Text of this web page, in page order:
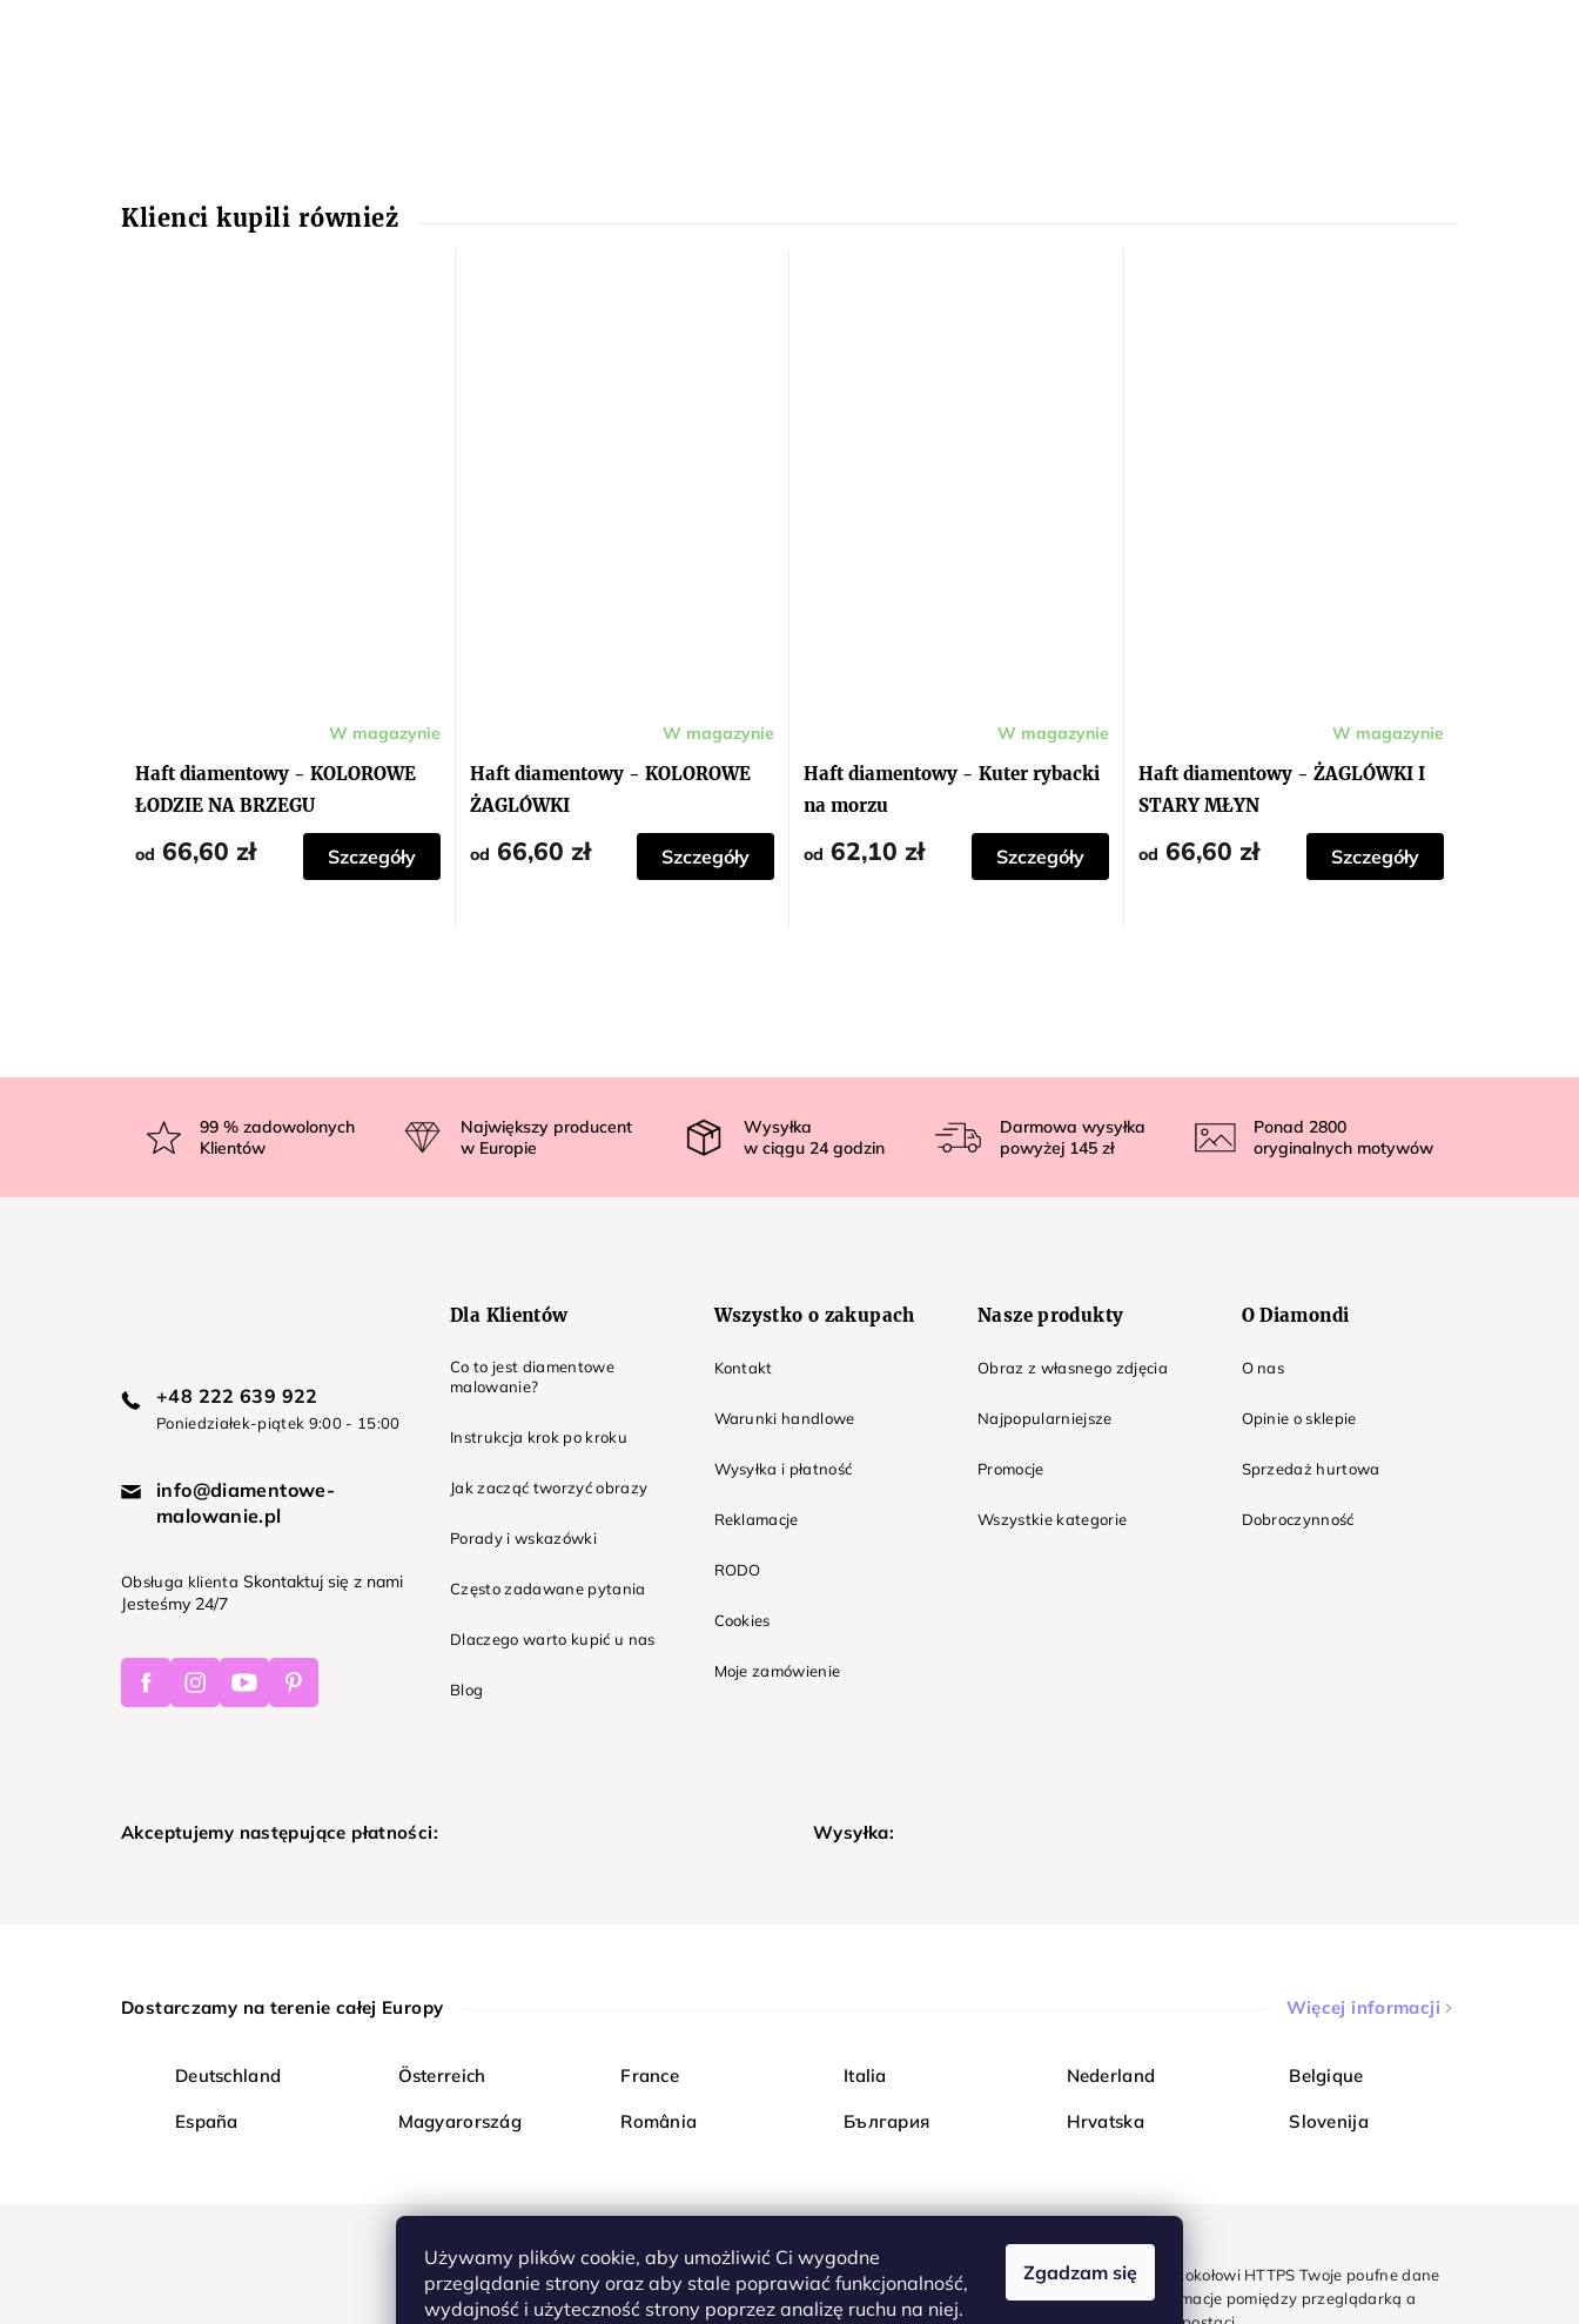
Używamy plików cookie, aby umożliwić Ci wygodne
przeglądanie strony oraz aby stale poprawiać funkcjonalność,
wydajność i użyteczność strony poprzez analizę ruchu na niej.
Zgadzam się
Haft diamentowy - KOLOROWE
ŁODZIE NA BRZEGU
W magazynie
od 66,60 zł Szczegóły
Haft diamentowy - KOLOROWE
ŻAGLÓWKI
W magazynie
od 66,60 zł Szczegóły
Haft diamentowy - Kuter rybacki
na morzu
W magazynie
od 62,10 zł Szczegóły
Haft diamentowy - ŻAGLÓWKI I
STARY MŁYN
W magazynie
od 66,60 zł Szczegóły
p
99% zadowolonych
Klientów
Największy producent
w Europie
Wysyłka
w ciągu 24 godzin
Darmowa wysyłka
powyżej 145 zł
Ponad 2800
oryginalnych motywów
+48 222 639 922
Poniedziałek-piątek 9:00 - 15:00
info@diamentowe-
malowanie.pl
Obsługa klienta Skontaktuj się z nami
Jesteśmy 24/7
FacebookInstagramYoutubePinterest
Dla Klientów
Co to jest diamentowe
malowanie?
Instrukcja krok po kroku
Jak zacząć tworzyć obrazy
Porady i wskazówki
Często zadawane pytania
Dlaczego warto kupić u nas
Blog
Wszystko o zakupach
Kontakt
Warunki handlowe
Wysyłka i płatność
Reklamacje
RODO
Cookies
Moje zamówienie
Nasze produkty
Obraz z własnego zdjęcia
Najpopularniejsze
Promocje
Wszystkie kategorie
O Diamondi
O nas
Opinie o sklepie
Sprzedaż hurtowa
Dobroczynność
Akceptujemy następujące płatności: Wysyłka:
Dostarczamy na terenie całej Europy Więcej informacji
Deutschland Österreich France Italia Nederland Belgique
España Magyarország România България Hrvatska Slovenija
Kupuj bezpiecznie w Diamondi. Dzięki protokołowi HTTPS Twoje poufne dane
są całkowicie bezpieczne - wszystkie informacje pomiędzy przeglądarką a